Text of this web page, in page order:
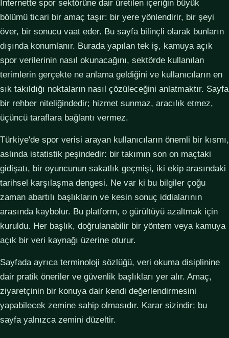
İnternette spor sektörüne dair üretilen içeriğin büyük
bölümü ticari bir amaç taşır: bir yere yönlendirir, bir şeyi
över, bir sonucu vaat eder. Bu sayfa bilinçli olarak bunların
dışında konumlanır. Burada yapılan tek iş, kamuya açık
spor verilerinin nasıl okunacağını, sektörde kullanılan
terimlerin gerçekte ne anlama geldiğini ve kullanıcıların en
sık takıldığı noktaların nasıl çözüleceğini anlatmaktır. Sayfa
bir rehber niteliğindedir; hizmet sunmaz, aracılık etmez,
üçüncü taraflara bağlantı vermez.
Türkiye'de spor verisi arayan kullanıcıların önemli bir kısmı,
aslında istatistik peşindedir: bir takımın son on maçtaki
gidişatı, bir oyuncunun sakatlık geçmişi, iki ekip arasındaki
tarihsel karşılaşma dengesi. Ne var ki bu bilgiler çoğu
zaman abartılı başlıkların ve kesin sonuç iddialarının
arasında kaybolur. Bu platform, o gürültüyü azaltmak için
kuruldu. Her başlık, doğrulanabilir bir yöntem veya kamuya
açık bir veri kaynağı üzerine oturur.
Sayfada ayrıca terminoloji sözlüğü, veri okuma disiplinine
dair pratik öneriler ve güvenlik başlıkları yer alır. Amaç,
ziyaretçinin bir konuya dair kendi değerlendirmesini
yapabilecek zemine sahip olmasıdır. Karar sizindir; bu
sayfa yalnızca zemini düzeltir.